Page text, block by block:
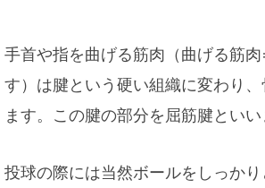
手首や指を曲げる筋肉（曲げる筋
す）は腱という硬い組織に変わり
ます。この腱の部分を屈筋腱といい
投球の際には当然ボールをしっかり